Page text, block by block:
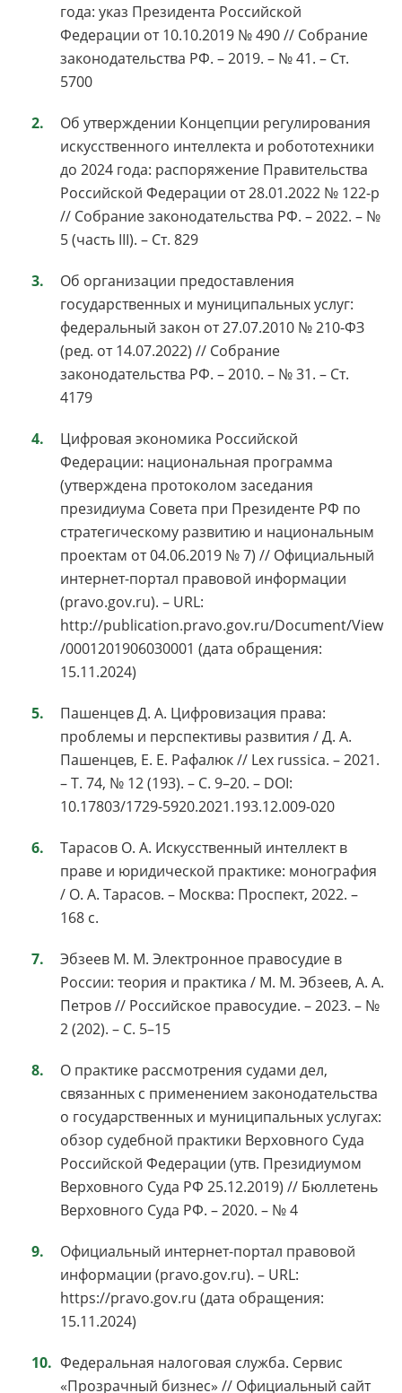
года: указ Президента Российской
Федерации от 10.10.2019 № 490 // Собрание
законодательства РФ. – 2019. – № 41. – Ст.
5700
Об утверждении Концепции регулирования
искусственного интеллекта и робототехники
до 2024 года: распоряжение Правительства
Российской Федерации от 28.01.2022 № 122-р
// Собрание законодательства РФ. – 2022. – №
5 (часть III). – Ст. 829
Об организации предоставления
государственных и муниципальных услуг:
федеральный закон от 27.07.2010 № 210-ФЗ
(ред. от 14.07.2022) // Собрание
законодательства РФ. – 2010. – № 31. – Ст.
4179
Цифровая экономика Российской
Федерации: национальная программа
(утверждена протоколом заседания
президиума Совета при Президенте РФ по
стратегическому развитию и национальным
проектам от 04.06.2019 № 7) // Официальный
интернет-портал правовой информации
(pravo.gov.ru). – URL:
http://publication.pravo.gov.ru/Document/View
/0001201906030001 (дата обращения:
15.11.2024)
Пашенцев Д. А. Цифровизация права:
проблемы и перспективы развития / Д. А.
Пашенцев, Е. Е. Рафалюк // Lex russica. – 2021.
– Т. 74, № 12 (193). – С. 9–20. – DOI:
10.17803/1729-5920.2021.193.12.009-020
Тарасов О. А. Искусственный интеллект в
праве и юридической практике: монография
/ О. А. Тарасов. – Москва: Проспект, 2022. –
168 с.
Эбзеев М. М. Электронное правосудие в
России: теория и практика / М. М. Эбзеев, А. А.
Петров // Российское правосудие. – 2023. – №
2 (202). – С. 5–15
О практике рассмотрения судами дел,
связанных с применением законодательства
о государственных и муниципальных услугах:
обзор судебной практики Верховного Суда
Российской Федерации (утв. Президиумом
Верховного Суда РФ 25.12.2019) // Бюллетень
Верховного Суда РФ. – 2020. – № 4
Официальный интернет-портал правовой
информации (pravo.gov.ru). – URL:
https://pravo.gov.ru (дата обращения:
15.11.2024)
Федеральная налоговая служба. Сервис
«Прозрачный бизнес» // Официальный сайт